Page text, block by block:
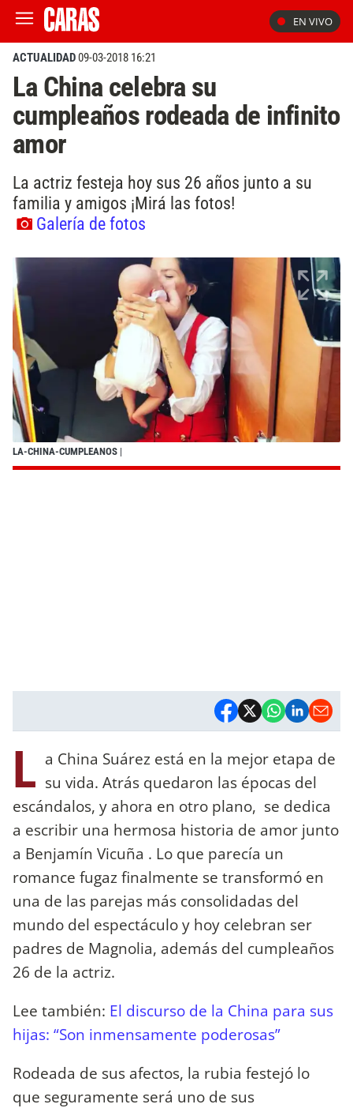
EN VIVO
ACTUALIDAD09-03-2018 16:21
La China celebra su
cumpleaños rodeada de infinito
amor
La actriz festeja hoy sus 26 años junto a su
familia y amigos ¡Mirá las fotos!
Galería de fotos
LA-CHINA-CUMPLEANOS |
L a China Suárez está en la mejor etapa de
su vida. Atrás quedaron las épocas del
escándalos, y ahora en otro plano, se dedica
a escribir una hermosa historia de amor junto
a Benjamín Vicuña . Lo que parecía un
romance fugaz finalmente se transformó en
una de las parejas más consolidadas del
mundo del espectáculo y hoy celebran ser
padres de Magnolia, además del cumpleaños
26 de la actriz.
Lee también: El discurso de la China para sus
hijas: “Son inmensamente poderosas”
Rodeada de sus afectos, la rubia festejó lo
que seguramente será uno de sus